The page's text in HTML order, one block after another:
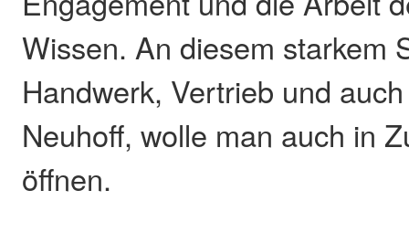
Wissen. An diesem starkem
Handwerk, Vertrieb und
Neuhoff, wolle man auch in
öffnen.